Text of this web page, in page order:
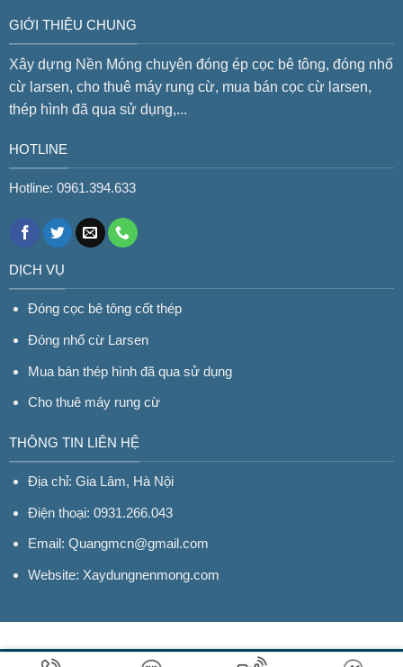
GIỚI THIỆU CHUNG
Xây dựng Nền Móng chuyên đóng ép cọc bê tông, đóng nhổ
cừ larsen, cho thuê máy rung cừ, mua bán cọc cừ larsen,
thép hình đã qua sử dụng,...
HOTLINE
Hotline: 0961.394.633
DỊCH VỤ
Đóng cọc bê tông cốt thép
Đóng nhổ cừ Larsen
Mua bán thép hình đã qua sử dụng
Cho thuê máy rung cừ
THÔNG TIN LIÊN HỆ
Địa chỉ: Gia Lâm, Hà Nội
Điện thoại: 0931.266.043
Email: Quangmcn@gmail.com
Website: Xaydungnenmong.com
Hỗ trợ kỹ thuật: Mr. Chí (0982.633.523)